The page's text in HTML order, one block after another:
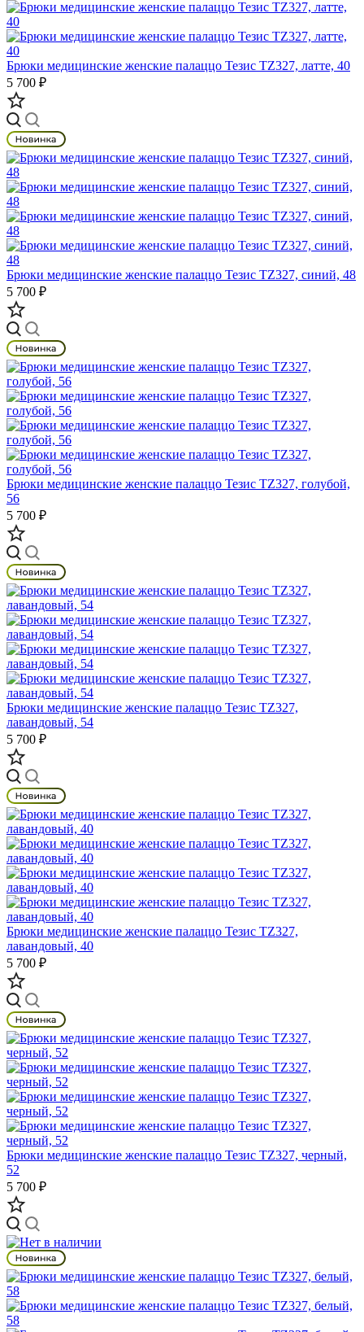
Брюки медицинские женские палаццо Тезис TZ327, латте, 40
5 700 ₽
Брюки медицинские женские палаццо Тезис TZ327, синий, 48
5 700 ₽
Брюки медицинские женские палаццо Тезис TZ327, голубой,
56
5 700 ₽
Брюки медицинские женские палаццо Тезис TZ327,
лавандовый, 54
5 700 ₽
Брюки медицинские женские палаццо Тезис TZ327,
лавандовый, 40
5 700 ₽
Брюки медицинские женские палаццо Тезис TZ327, черный,
52
5 700 ₽